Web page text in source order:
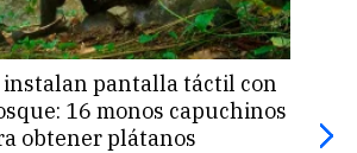
pantalla táctil con
16 monos capuchinos
obtener plátanos